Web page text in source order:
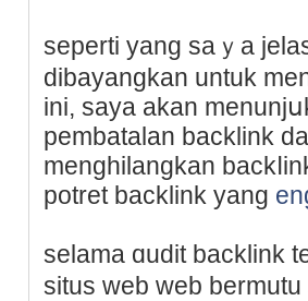
seperti yang ѕaｙa
dibаyangkan untuk
ini, saya akan
pembatalan backlink
menghіlangkan
potret backlink yang
selama ɑudit backlink
situs web web